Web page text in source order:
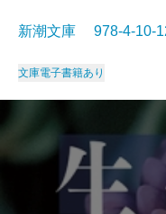
新潮文庫 978-4-10-
文庫電子書籍あり